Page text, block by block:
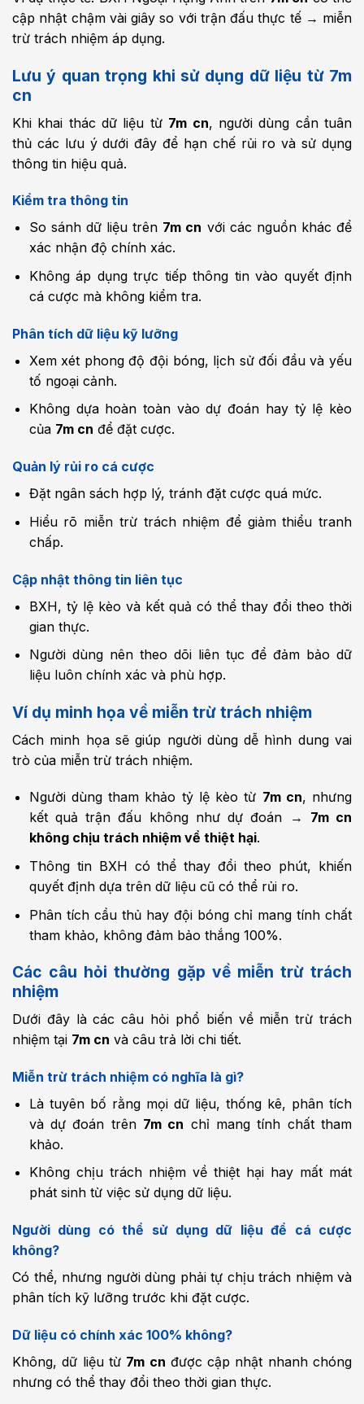
cập nhật chậm vài giây so với trận đấu thực tế → miễn
trừ trách nhiệm áp dụng.
Lưu ý quan trọng khi sử dụng dữ liệu từ 7m
cn
Khi khai thác dữ liệu từ 7m cn, người dùng cần tuân
thủ các lưu ý dưới đây để hạn chế rủi ro và sử dụng
thông tin hiệu quả.
Kiểm tra thông tin
So sánh dữ liệu trên 7m cn với các nguồn khác để
xác nhận độ chính xác.
Không áp dụng trực tiếp thông tin vào quyết định
cá cược mà không kiểm tra.
Phân tích dữ liệu kỹ lưỡng
Xem xét phong độ đội bóng, lịch sử đối đầu và yếu
tố ngoại cảnh.
Không dựa hoàn toàn vào dự đoán hay tỷ lệ kèo
của 7m cn để đặt cược.
Quản lý rủi ro cá cược
Đặt ngân sách hợp lý, tránh đặt cược quá mức.
Hiểu rõ miễn trừ trách nhiệm để giảm thiểu tranh
chấp.
Cập nhật thông tin liên tục
BXH, tỷ lệ kèo và kết quả có thể thay đổi theo thời
gian thực.
Người dùng nên theo dõi liên tục để đảm bảo dữ
liệu luôn chính xác và phù hợp.
Ví dụ minh họa về miễn trừ trách nhiệm
Cách minh họa sẽ giúp người dùng dễ hình dung vai
trò của miễn trừ trách nhiệm.
Người dùng tham khảo tỷ lệ kèo từ 7m cn, nhưng
kết quả trận đấu không như dự đoán → 7m cn
không chịu trách nhiệm về thiệt hại.
Thông tin BXH có thể thay đổi theo phút, khiến
quyết định dựa trên dữ liệu cũ có thể rủi ro.
Phân tích cầu thủ hay đội bóng chỉ mang tính chất
tham khảo, không đảm bảo thắng 100%.
Các câu hỏi thường gặp về miễn trừ trách
nhiệm
Dưới đây là các câu hỏi phổ biến về miễn trừ trách
nhiệm tại 7m cn và câu trả lời chi tiết.
Miễn trừ trách nhiệm có nghĩa là gì?
Là tuyên bố rằng mọi dữ liệu, thống kê, phân tích
và dự đoán trên 7m cn chỉ mang tính chất tham
khảo.
Không chịu trách nhiệm về thiệt hại hay mất mát
phát sinh từ việc sử dụng dữ liệu.
Người dùng có thể sử dụng dữ liệu để cá cược
không?
Có thể, nhưng người dùng phải tự chịu trách nhiệm và
phân tích kỹ lưỡng trước khi đặt cược.
Dữ liệu có chính xác 100% không?
Không, dữ liệu từ 7m cn được cập nhật nhanh chóng
nhưng có thể thay đổi theo thời gian thực.